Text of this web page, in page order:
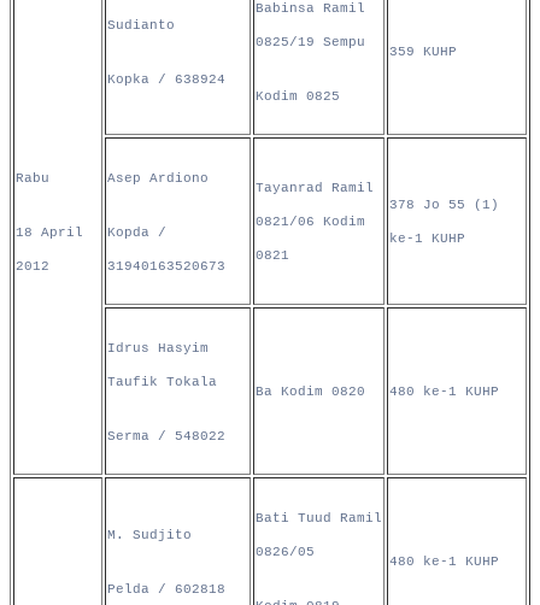
Rabu
18 April
2012
Sudianto
Kopka / 638924
Babinsa Ramil
0825/19 Sempu
Kodim 0825
359 KUHP
Asep Ardiono
Kopda /
31940163520673
Tayanrad Ramil
0821/06 Kodim
0821
378 Jo 55 (1)
ke-1 KUHP
Idrus Hasyim
Taufik Tokala
Serma / 548022
Ba Kodim 0820 480 ke-1 KUHP
M. Sudjito
Pelda / 602818
Bati Tuud Ramil
0826/05
480 ke-1 KUHP